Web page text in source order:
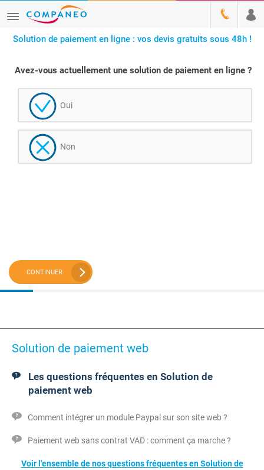
Solution de paiement en ligne : vos devis gratuits sous 48h !
Avez-vous actuellement une solution de paiement en ligne ?
Oui
Non
CONTINUER
Solution de paiement web
Les questions fréquentes en Solution de
paiement web
Comment intégrer un module Paypal sur son site web ?
Paiement web sans contrat VAD : comment ça marche ?
Voir l'ensemble de nos questions fréquentes en Solution de